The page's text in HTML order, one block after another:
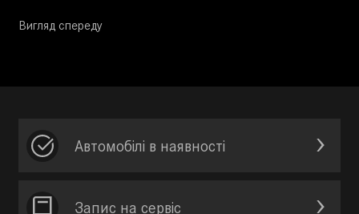
Вигляд спереду
Автомобілі в наявності
Запис на сервic